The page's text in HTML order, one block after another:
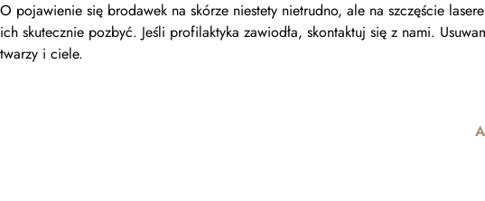
O pojawienie się brodawek na skórze niestety nietrudno, ale na szczęście
ich skutecznie pozbyć. Jeśli profilaktyka zawiodła, skontaktuj się z nami.
twarzy i ciele.